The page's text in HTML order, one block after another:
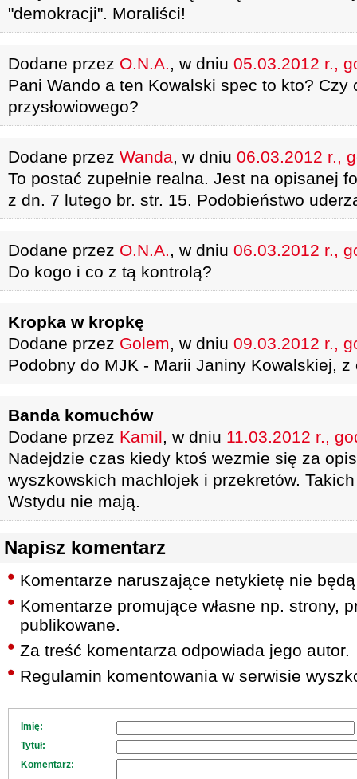
"demokracji". Moraliści!
Dodane przez O.N.A., w dniu 05.03.2012 r.,
Pani Wando a ten Kowalski spec to kto? Czy
przysłowiowego?
Dodane przez Wanda, w dniu 06.03.2012 r.,
To postać zupełnie realna. Jest na opisanej
z dn. 7 lutego br. str. 15. Podobieństwo
Dodane przez O.N.A., w dniu 06.03.2012 r.,
Do kogo i co z tą kontrolą?
Kropka w kropkę
Dodane przez Golem, w dniu 09.03.2012 r.,
Podobny do MJK - Marii Janiny Kowalskiej,
Banda komuchów
Dodane przez Kamil, w dniu 11.03.2012 r.,
Nadejdzie czas kiedy ktoś wezmie się za
wyszkowskich machlojek i przekretów.
Wstydu nie mają.
Napisz komentarz
Komentarze naruszające netykietę nie
Komentarze promujące własne np. strony,
publikowane.
Za treść komentarza odpowiada jego autor.
Regulamin komentowania w serwisie
Imię:
Tytuł:
Komentarz: